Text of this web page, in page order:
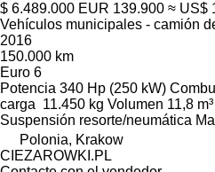
$ 6.489.000 EUR 139.900 ≈ US$
Vehículos municipales - camión
2016
150.000 km
Euro 6
Potencia 340 Hp (250 kW)
carga 11.450 kg Volumen 11,8 m³
Suspensión resorte/neumática
Polonia, Krakow
CIEZAROWKI.PL